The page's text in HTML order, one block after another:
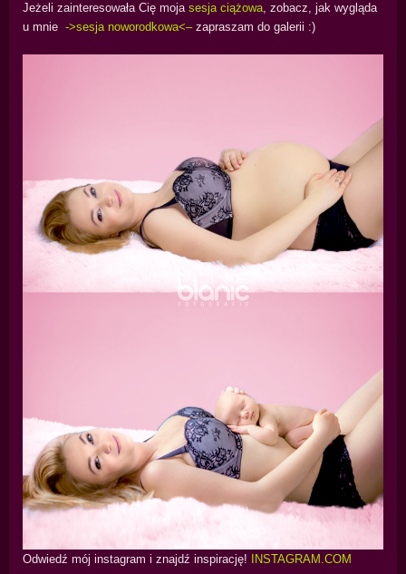
Jeżeli zainteresowała Cię moja sesja ciążowa, zobacz, jak wygląda
u mnie ->sesja noworodkowa<–zapraszam do galerii :)
Odwiedź mój instagram i znajdź inspirację! INSTAGRAM.COM